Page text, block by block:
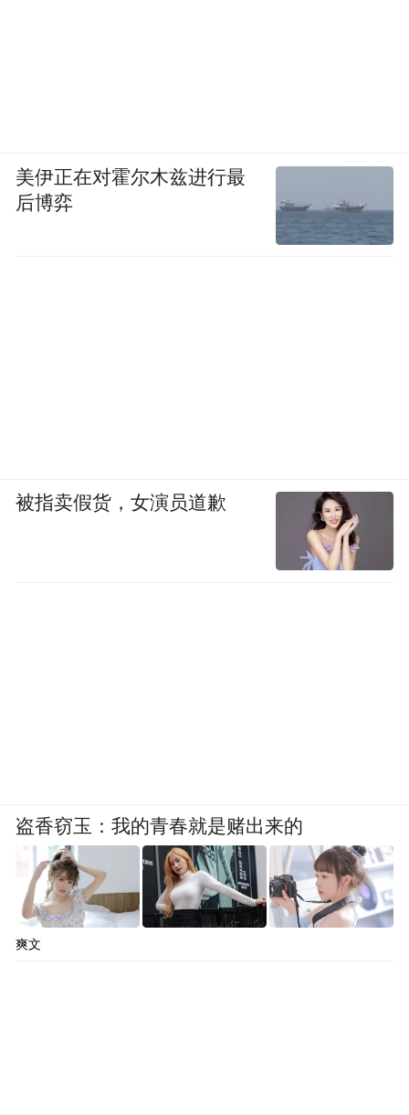
美伊正在对霍尔木兹进行最
后博弈
被指卖假货，女演员道歉
盗香窃玉：我的青春就是赌出来的
爽文